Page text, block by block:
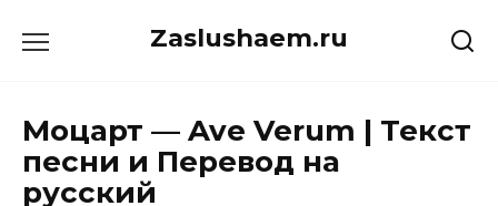
Zaslushaem.ru
Моцарт — Ave Verum | Текст
песни и Перевод на
русский